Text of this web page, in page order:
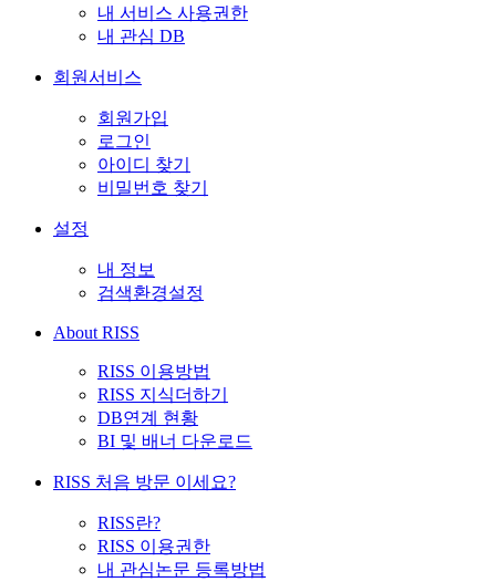
내 서비스 사용권한
내 관심 DB
회원서비스
회원가입
로그인
아이디 찾기
비밀번호 찾기
설정
내 정보
검색환경설정
About RISS
RISS 이용방법
RISS 지식더하기
DB연계 현황
BI 및 배너 다운로드
RISS 처음 방문 이세요?
RISS란?
RISS 이용권한
내 관심논문 등록방법